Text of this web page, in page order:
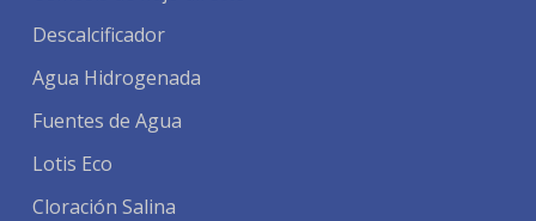
Descalcificador
Agua Hidrogenada
Fuentes de Agua
Lotis Eco
Cloración Salina